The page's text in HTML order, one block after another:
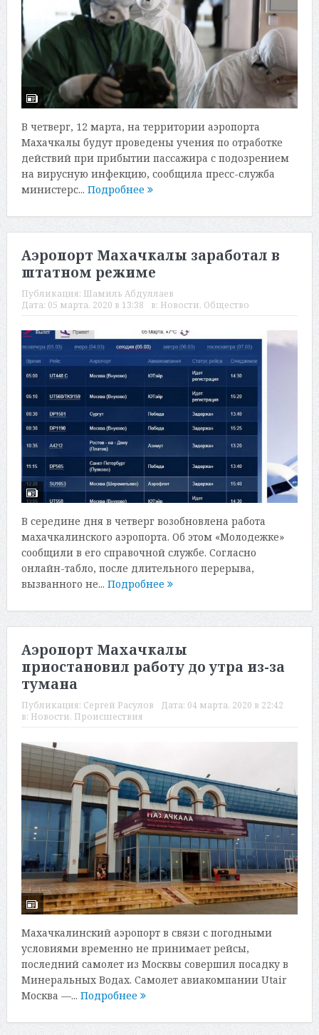
В четверг, 12 марта, на территории аэропорта
Махачкалы будут проведены учения по отработке
действий при прибытии пассажира с подозрением
на вирусную инфекцию, сообщила пресс-служба
министерс... Подробнее
Аэропорт Махачкалы заработал в
штатном режиме
Публикация: Шамиль Абдуллаев
Дата: 05 марта, 2020 в 13:38 в: Новости, Общество
В середине дня в четверг возобновлена работа
махачкалинского аэропорта. Об этом «Молодежке»
сообщили в его справочной службе. Согласно
онлайн-табло, после длительного перерыва,
вызванного не... Подробнее
Аэропорт Махачкалы
приостановил работу до утра из-за
тумана
Публикация: Сергей Расулов Дата: 04 марта, 2020 в 22:42
в: Новости, Происшествия
Махачкалинский аэропорт в связи с погодными
условиями временно не принимает рейсы,
последний самолет из Москвы совершил посадку в
Минеральных Водах. Самолет авиакомпании Utair
Москва —... Подробнее